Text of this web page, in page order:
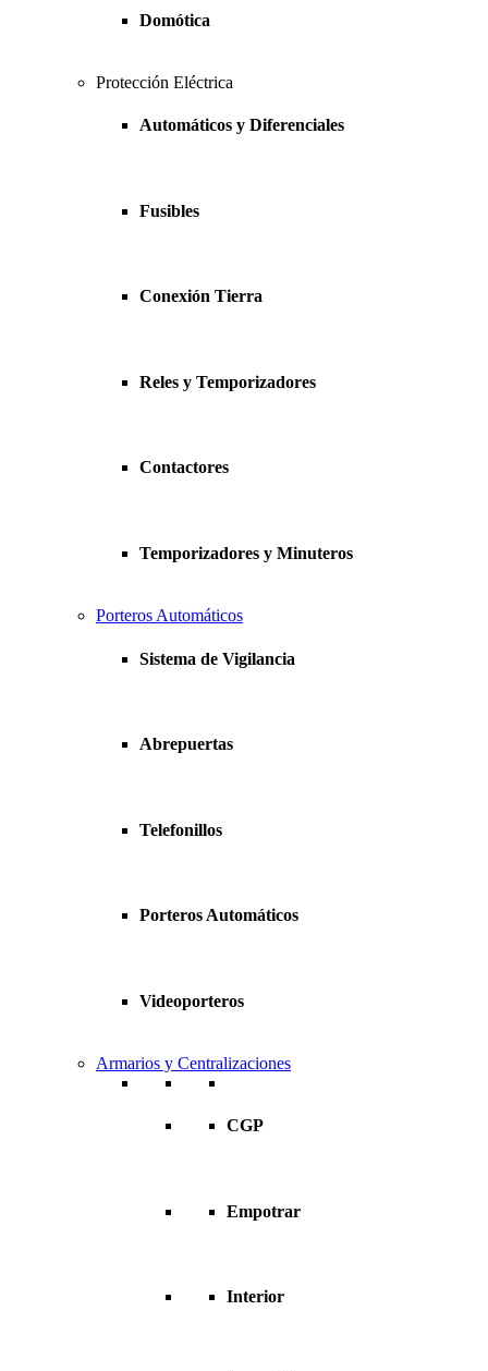
Domótica
Protección Eléctrica
Automáticos y Diferenciales
Fusibles
Conexión Tierra
Reles y Temporizadores
Contactores
Temporizadores y Minuteros
Porteros Automáticos
Sistema de Vigilancia
Abrepuertas
Telefonillos
Porteros Automáticos
Videoporteros
Armarios y Centralizaciones
CGP
Empotrar
Interior